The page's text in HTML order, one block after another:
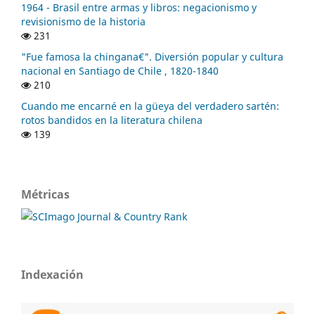
1964 - Brasil entre armas y libros: negacionismo y
revisionismo de la historia
231
"Fue famosa la chingana€". Diversión popular y cultura
nacional en Santiago de Chile , 1820-1840
210
Cuando me encarné en la güeya del verdadero sartén:
rotos bandidos en la literatura chilena
139
Métricas
Indexación